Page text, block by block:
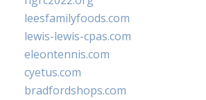
leesfamilyfoods.com
lewis-lewis-cpas.com
eleontennis.com
cyetus.com
bradfordshops.com